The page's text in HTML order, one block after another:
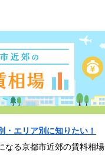
・エリア別に知りたい！
なる京都市近郊の賃料相場